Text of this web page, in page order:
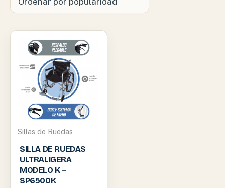
Sillas de Ruedas
SILLA DE RUEDAS
ULTRALIGERA
MODELO K –
SP6500K